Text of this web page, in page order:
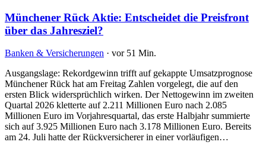
Münchener Rück Aktie: Entscheidet die Preisfront
über das Jahresziel?
Banken & Versicherungen · vor 51 Min.
Ausgangslage: Rekordgewinn trifft auf gekappte Umsatzprognose
Münchener Rück hat am Freitag Zahlen vorgelegt, die auf den
ersten Blick widersprüchlich wirken. Der Nettogewinn im zweiten
Quartal 2026 kletterte auf 2.211 Millionen Euro nach 2.085
Millionen Euro im Vorjahresquartal, das erste Halbjahr summierte
sich auf 3.925 Millionen Euro nach 3.178 Millionen Euro. Bereits
am 24. Juli hatte der Rückversicherer in einer vorläufigen…